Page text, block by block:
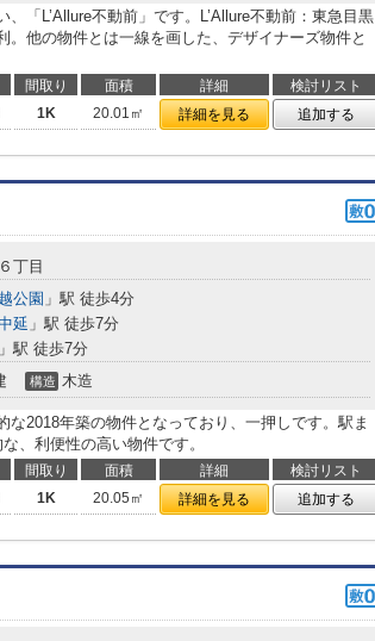
「L’Allure不動前」です。L’Allure不動前：東急目黒
。他の物件とは一線を画した、デザイナーズ物件と
間取り 面積 詳細
検討リスト
1K 20.01㎡ 詳細を見る 追加する
６丁目
公園 」駅 徒歩4分
延 」駅 徒歩7分
」駅 徒歩7分
構造 木造
な2018年築の物件となっており、一押しです。駅ま
、利便性の高い物件です。
間取り 面積 詳細
検討リスト
1K 20.05㎡ 詳細を見る 追加する